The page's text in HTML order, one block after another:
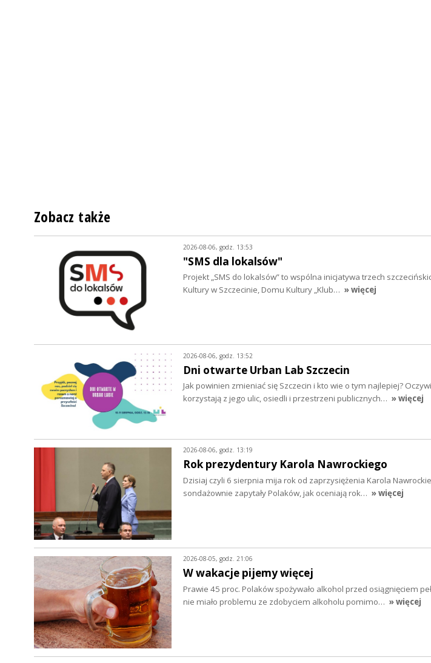
Zobacz także
2026-08-06, godz. 13:53
"SMS dla lokalsów"
Projekt „SMS do lokalsów” to wspólna inicjatywa trzech
Kultury w Szczecinie, Domu Kultury „Klub… » więcej
2026-08-06, godz. 13:52
Dni otwarte Urban Lab Szczecin
Jak powinien zmieniać się Szczecin i kto wie o tym najlepiej?
korzystają z jego ulic, osiedli i przestrzeni publicznych… » więcej
2026-08-06, godz. 13:19
Rok prezydentury Karola Nawrockiego
Dzisiaj czyli 6 sierpnia mija rok od zaprzysiężenia Karola
sondażownie zapytały Polaków, jak oceniają rok… » więcej
2026-08-05, godz. 21:06
W wakacje pijemy więcej
Prawie 45 proc. Polaków spożywało alkohol przed osiągnięciem
nie miało problemu ze zdobyciem alkoholu pomimo… » więcej